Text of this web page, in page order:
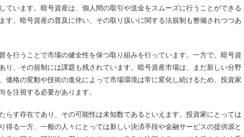
ています。暗号資産は、個人間の取引や送金をスムーズに行うことができる
す。暗号資産の普及に伴い、その取り扱いに関する法規制も整備されつつあ
を行うことで市場の健全性を保つ取り組みを行っています。一方で、暗号資
り、その規制には課題も残されています。暗号資産市場は、まだ新しい分野
価格の変動や技術の進化によって市場環境は常に変化し続けるため、投資家
注視する必要があります。
らす存在であり、その可能性は未知数であるといえます。投資家にとっては
得る一方、一般の人々にとっては新しい決済手段や金融サービスの提供源と